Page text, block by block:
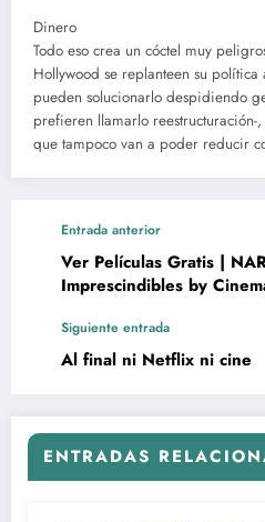
Dinero
Todo eso crea un cóctel muy
Hollywood se replanteen su
pueden solucionarlo despidiendo
prefieren llamarlo
que tampoco van a poder reducir
Entrada anterior
Ver Películas Gratis |
Imprescindibles by
Siguiente entrada
Al final ni Netflix ni cine
ENTRADAS